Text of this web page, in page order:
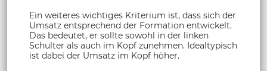
Ein weiteres wichtiges Kriterium ist, dass sich der
Umsatz entsprechend der Formation entwickelt.
Das bedeutet, er sollte sowohl in der linken
Schulter als auch im Kopf zunehmen. Idealtypisch
ist dabei der Umsatz im Kopf höher.